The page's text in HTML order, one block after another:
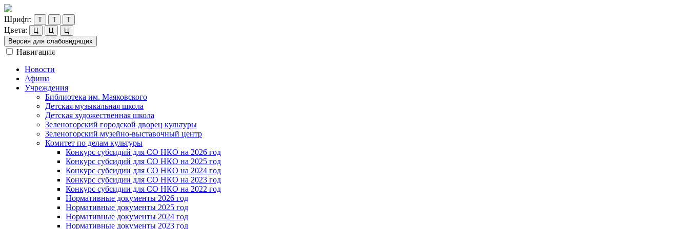
Шрифт: Т Т Т
Цвета: Ц Ц
Ц
Версия для слабовидящих
Навигация
Новости
Афиша
Учреждения
Библиотека им. Маяковского
Детская музыкальная школа
Детская художественная школа
Зеленогорский городской дворец культуры
Зеленогорский музейно-выставочный центр
Комитет по делам культуры
Конкурс субсидий для СО НКО на 2026 год
Конкурс субсидий для СО НКО на 2025 год
Конкурс субсидии для СО НКО на 2024 год
Конкурс субсидии для СО НКО на 2023 год
Конкурс субсидии для СО НКО на 2022 год
Нормативные документы 2026 год
Нормативные документы 2025 год
Нормативные документы 2024 год
Нормативные документы 2023 год